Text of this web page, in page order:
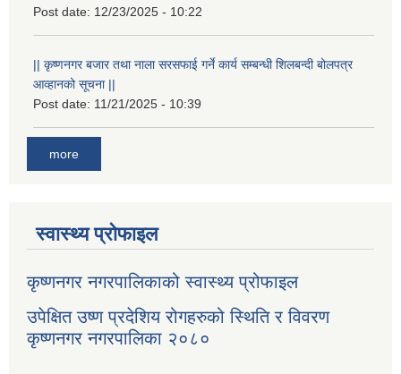
Post date: 12/23/2025 - 10:22
|| कृष्णनगर बजार तथा नाला सरसफाई गर्ने कार्य सम्बन्धी शिलबन्दी बोलपत्र
आव्हानको सूचना ||
Post date: 11/21/2025 - 10:39
more
स्वास्थ्य प्रोफाइल
कृष्णनगर नगरपालिकाको स्वास्थ्य प्रोफाइल
उपेक्षित उष्ण प्रदेशिय रोगहरुको स्थिति र विवरण
कृष्णनगर नगरपालिका २०८०